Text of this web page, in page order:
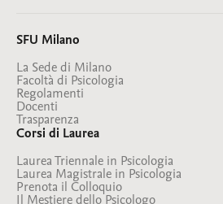
SFU Milano
La Sede di Milano
Facoltà di Psicologia
Regolamenti
Docenti
Trasparenza
Corsi di Laurea
Laurea Triennale in Psicologia
Laurea Magistrale in Psicologia
Prenota il Colloquio
Il Mestiere dello Psicologo